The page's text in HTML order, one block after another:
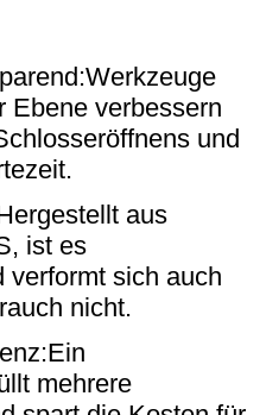
Ebene verbessern
und
aus
ist es
verformt sich auch
nicht.
mehrere